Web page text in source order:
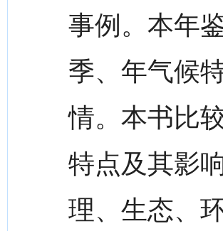
事例。本年
季、年气候
情。本书比
特点及其影
理、生态、